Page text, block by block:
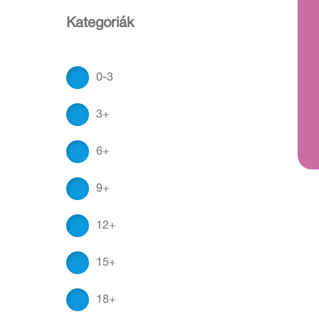
Kategóriák
0-3
3+
6+
9+
12+
15+
18+